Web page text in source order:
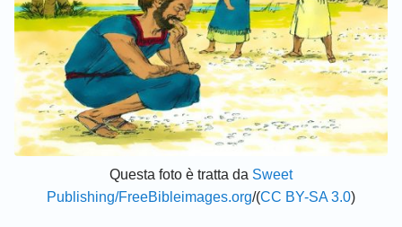
Questa foto è tratta da Sweet
Publishing/FreeBibleimages.org/(CC BY-SA 3.0)